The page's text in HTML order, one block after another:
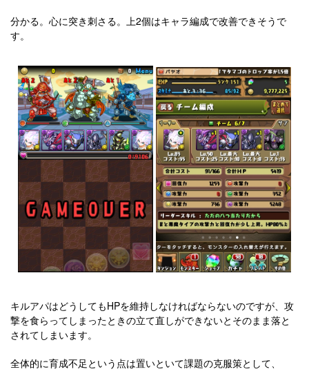
分かる。心に突き刺さる。上2個はキャラ編成で改善できそうで
す。
キルアパはどうしてもHPを維持しなければならないのですが、攻
撃を食らってしまったときの立て直しができないとそのまま落と
されてしまいます。
全体的に育成不足という点は置いといて課題の克服策として、